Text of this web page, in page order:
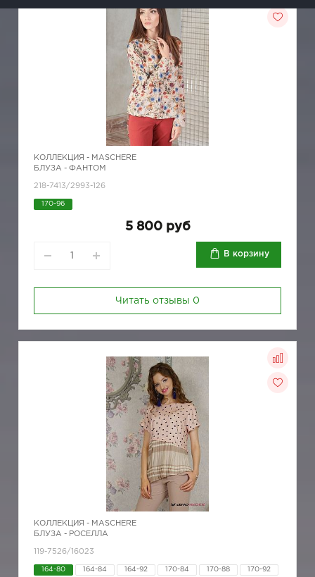
КОЛЛЕКЦИЯ - MASCHERE
БЛУЗА - ФАНТОМ
218-7413/2993-126
170-96
5 800 руб
В корзину
Читать отзывы 0
КОЛЛЕКЦИЯ - MASCHERE
БЛУЗА - РОСЕЛЛА
119-7526/16023
164-80 164-84 164-92 170-84 170-88 170-92